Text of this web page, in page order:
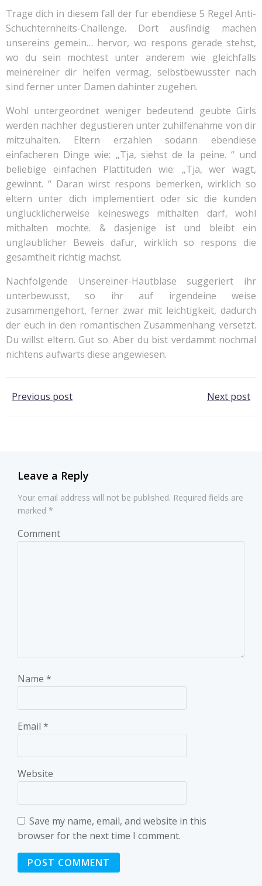
Trage dich in diesem fall der fur ebendiese 5 Regel Anti-
Schuchternheits-Challenge. Dort ausfindig machen
unsereins gemein… hervor, wo respons gerade stehst,
wo du sein mochtest unter anderem wie gleichfalls
meinereiner dir helfen vermag, selbstbewusster nach
sind ferner unter Damen dahinter zugehen.
Wohl untergeordnet weniger bedeutend geubte Girls
werden nachher degustieren unter zuhilfenahme von dir
mitzuhalten. Eltern erzahlen sodann ebendiese
einfacheren Dinge wie: „Tja, siehst de la peine. “ und
beliebige einfachen Plattituden wie: „Tja, wer wagt,
gewinnt. “ Daran wirst respons bemerken, wirklich so
eltern unter dich implementiert oder sic die kunden
unglucklicherweise keineswegs mithalten darf, wohl
mithalten mochte. & dasjenige ist und bleibt ein
unglaublicher Beweis dafur, wirklich so respons die
gesamtheit richtig machst.
Nachfolgende Unsereiner-Hautblase suggeriert ihr
unterbewusst, so ihr auf irgendeine weise
zusammengehort, ferner zwar mit leichtigkeit, dadurch
der euch in den romantischen Zusammenhang versetzt.
Du willst eltern. Gut so. Aber du bist verdammt nochmal
nichtens aufwarts diese angewiesen.
Post
Previous post Next post
Leave a Reply
Your email address will not be published. Required fields are
marked *
Comment
Name *
Email *
Website
Save my name, email, and website in this
browser for the next time I comment.